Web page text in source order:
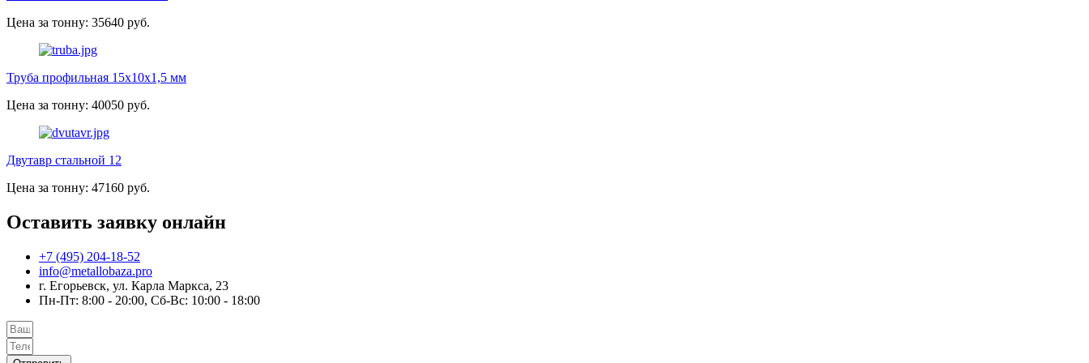
Цена за тонну: 35640 руб.
Труба профильная 15х10х1,5 мм
Цена за тонну: 40050 руб.
Двутавр стальной 12
Цена за тонну: 47160 руб.
Оставить заявку онлайн
+7 (495) 204-18-52
info@metallobaza.pro
г. Егорьевск, ул. Карла Маркса, 23
Пн-Пт: 8:00 - 20:00, Сб-Вс: 10:00 - 18:00